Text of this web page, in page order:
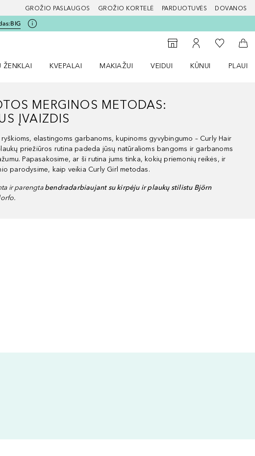
GROŽIO PASLAUGOS GROŽIO KORTELĖ PARDUOTUVĖS DOVANOS
BIG
puslapį
Į parduotuvių paiešką
Į mano paskyrą
Į mano
Į
ŽENKLAI
KVEPALAI
MAKIAŽUI
VEIDUI
KŪNUI
MERGINOS METODAS:
ĮVAIZDIS
ryškioms, elastingoms garbanoms, kupinoms gyvybingumo – Curly Hair
priežiūros rutina padeda jūsų natūralioms bangoms ir garbanoms
Papasakosime, ar ši rutina jums tinka, kokių priemonių reikės, ir
parodysime, kaip veikia Curly Girl metodas.
ir parengtabendradarbiaujant su kirpėju ir plaukų stilistu Björn